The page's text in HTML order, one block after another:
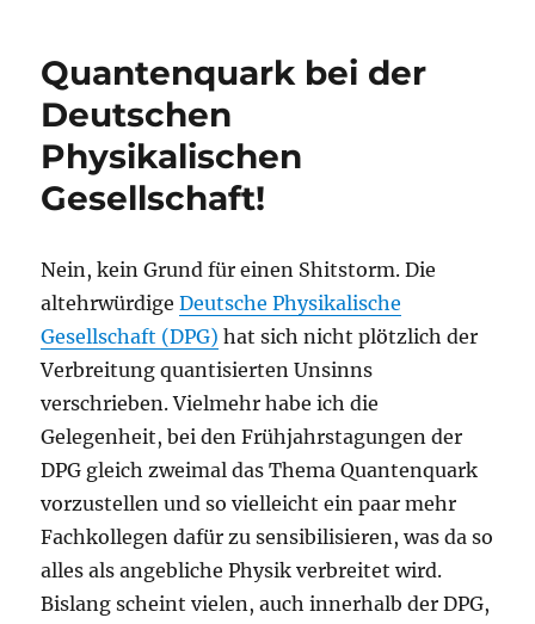
bezahlt
Quantenquark bei der
Deutschen
Physikalischen
Gesellschaft!
Nein, kein Grund für einen Shitstorm. Die
altehrwürdigeDeutsche Physikalische
Gesellschaft (DPG) hat sich nicht plötzlich der
Verbreitung quantisierten Unsinns
verschrieben. Vielmehr habe ich die
Gelegenheit, bei den Frühjahrstagungen der
DPG gleich zweimal das Thema Quantenquark
vorzustellen und so vielleicht ein paar mehr
Fachkollegen dafür zu sensibilisieren, was da so
alles als angebliche Physik verbreitet wird.
Bislang scheint vielen, auch innerhalb der DPG,